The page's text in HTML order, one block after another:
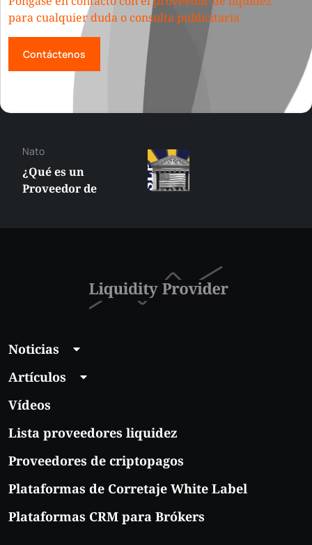
para cualquier duda o consulta publicitaria
Contáctenos
Constantine
¿Qué es un Creador
de Mercado
Noticias
Artículos
Vídeos
Lista proveedores liquidez
Proveedores de criptopagos
Plataformas de Corretaje White Label
Plataformas CRM para Brókers